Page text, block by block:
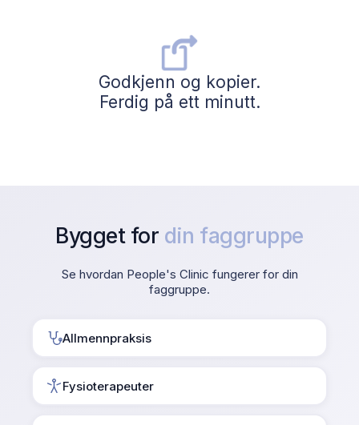
Godkjenn og kopier.
Ferdig på ett minutt.
Bygget for din faggruppe
Se hvordan People's Clinic fungerer for din
faggruppe.
Allmennpraksis
Fysioterapeuter